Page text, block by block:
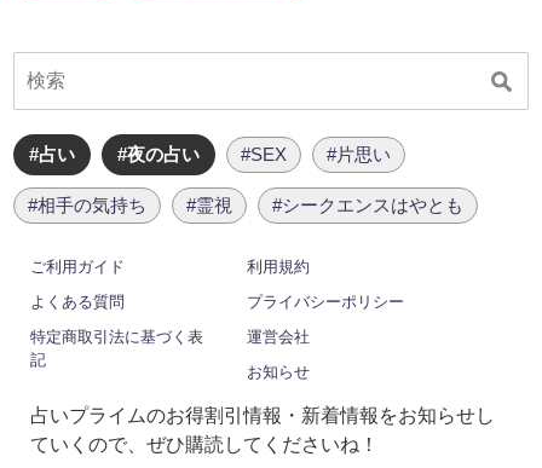
#占い #夜の占い #SEX #片思い
#相手の気持ち #霊視 #シークエンスはやとも
ご利用ガイド
利用規約
よくある質問
プライバシーポリシー
特定商取引法に基づく表
記
運営会社
お知らせ
占いプライムのお得割引情報・新着情報をお知らせし
ていくので、ぜひ購読してくださいね！